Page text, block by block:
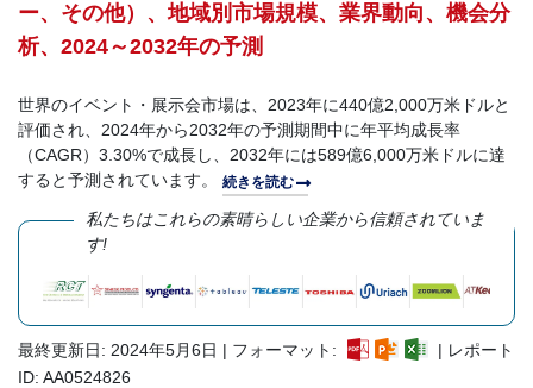
ー、その他）、地域別市場規模、業界動向、機会分
析、2024～2032年の予測
世界のイベント・展示会市場は、2023年に440億2,000万米ドルと
評価され、2024年から2032年の予測期間中に年平均成長率
（CAGR）3.30%で成長し、2032年には589億6,000万米ドルに達
すると予測されています。 続きを読む
私たちはこれらの素晴らしい企業から信頼されていま
す!
最終更新日: 2024年5月6日 | フォーマット:
| レポート
ID: AA0524826